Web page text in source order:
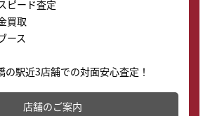
ピード査定
買取
ース
の駅近3店舗での対面安心査定！
致します。渋谷本店では、時計販売の
り、下取りに出してお得に新しい時計
店舗のご案内